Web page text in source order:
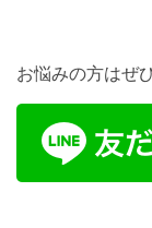
お悩みの方はぜ